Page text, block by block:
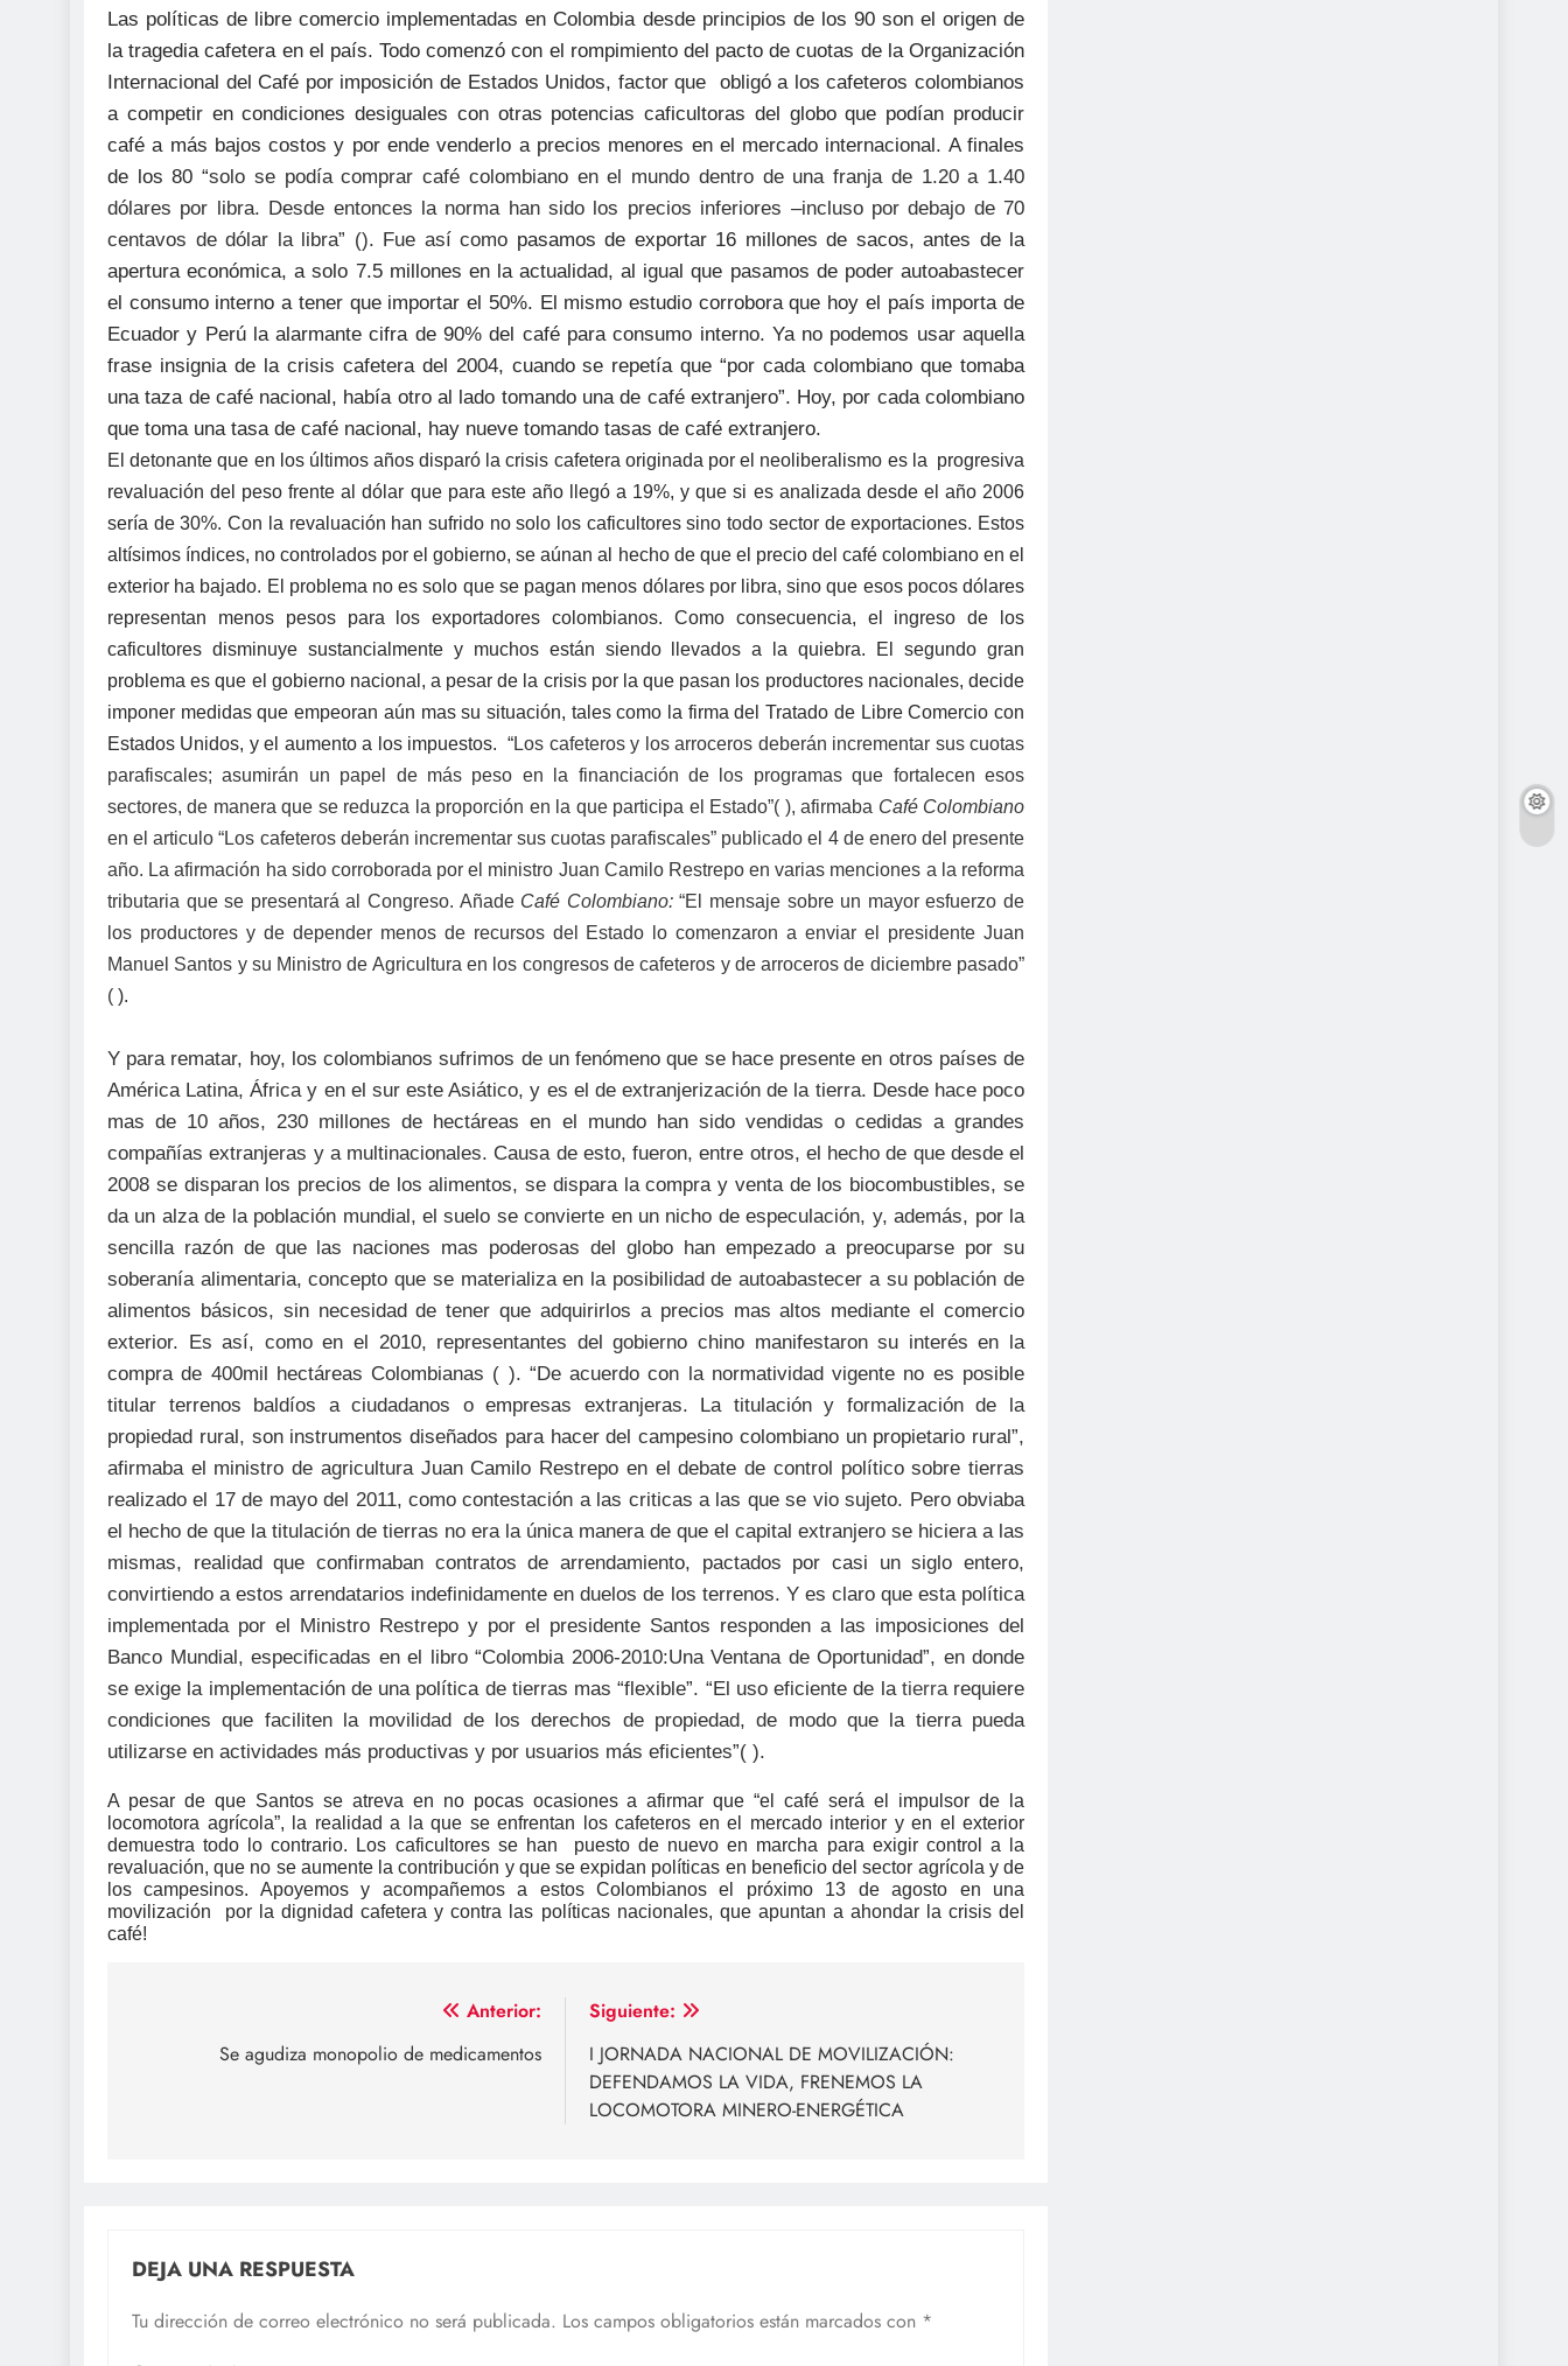
Las políticas de libre comercio implementadas en Colombia desde principios de los 90 son el origen de
la tragedia cafetera en el país. Todo comenzó con el rompimiento del pacto de cuotas de la Organización
Internacional del Café por imposición de Estados Unidos, factor que obligó a los cafeteros colombianos
a competir en condiciones desiguales con otras potencias caficultoras del globo que podían producir
café a más bajos costos y por ende venderlo a precios menores en el mercado internacional. A finales
de los 80 “solo se podía comprar café colombiano en el mundo dentro de una franja de 1.20 a 1.40
dólares por libra. Desde entonces la norma han sido los precios inferiores –incluso por debajo de 70
centavos de dólar la libra” (). Fue así como pasamos de exportar 16 millones de sacos, antes de la
apertura económica, a solo 7.5 millones en la actualidad, al igual que pasamos de poder autoabastecer
el consumo interno a tener que importar el 50%. El mismo estudio corrobora que hoy el país importa de
Ecuador y Perú la alarmante cifra de 90% del café para consumo interno. Ya no podemos usar aquella
frase insignia de la crisis cafetera del 2004, cuando se repetía que “por cada colombiano que tomaba
una taza de café nacional, había otro al lado tomando una de café extranjero”. Hoy, por cada colombiano
que toma una tasa de café nacional, hay nueve tomando tasas de café extranjero.
El detonante que en los últimos años disparó la crisis cafetera originada por el neoliberalismo es la progresiva
revaluación del peso frente al dólar que para este año llegó a 19%, y que si es analizada desde el año 2006
sería de 30%. Con la revaluación han sufrido no solo los caficultores sino todo sector de exportaciones. Estos
altísimos índices, no controlados por el gobierno, se aúnan al hecho de que el precio del café colombiano en el
exterior ha bajado. El problema no es solo que se pagan menos dólares por libra, sino que esos pocos dólares
representan menos pesos para los exportadores colombianos. Como consecuencia, el ingreso de los
caficultores disminuye sustancialmente y muchos están siendo llevados a la quiebra. El segundo gran
problema es que el gobierno nacional, a pesar de la crisis por la que pasan los productores nacionales, decide
imponer medidas que empeoran aún mas su situación, tales como la firma del Tratado de Libre Comercio con
Estados Unidos, y el aumento a los impuestos. “Los cafeteros y los arroceros deberán incrementar sus cuotas
parafiscales; asumirán un papel de más peso en la financiación de los programas que fortalecen esos
sectores, de manera que se reduzca la proporción en la que participa el Estado”( ), afirmaba Café Colombiano
en el articulo “Los cafeteros deberán incrementar sus cuotas parafiscales” publicado el 4 de enero del presente
año. La afirmación ha sido corroborada por el ministro Juan Camilo Restrepo en varias menciones a la reforma
tributaria que se presentará al Congreso. Añade Café Colombiano:“El mensaje sobre un mayor esfuerzo de
los productores y de depender menos de recursos del Estado
lo comenzaron a enviar el presidente Juan
Manuel Santos y su Ministro de Agricultura en los congresos de cafeteros y de arroceros de diciembre pasado”
( ).
Y para rematar, hoy, los colombianos sufrimos de un fenómeno que se hace presente en otros países de
América Latina, África y en el sur este Asiático, y es el de extranjerización de la tierra. Desde hace poco
mas de 10 años, 230 millones de hectáreas en el mundo han sido vendidas o cedidas a grandes
compañías extranjeras y a multinacionales. Causa de esto, fueron, entre otros, el hecho de que desde el
2008 se disparan los precios de los alimentos, se dispara la compra y venta de los biocombustibles, se
da un alza de la población mundial, el suelo se convierte en un nicho de especulación, y, además, por la
sencilla razón de que las naciones mas poderosas del globo han empezado a preocuparse por su
soberanía alimentaria, concepto que se materializa en la posibilidad de autoabastecer a su población de
alimentos básicos, sin necesidad de tener que adquirirlos a precios mas altos mediante el comercio
exterior. Es así, como en el 2010, representantes del gobierno chino manifestaron su interés en la
compra de 400mil hectáreas Colombianas ( ). “De acuerdo con la normatividad vigente no es posible
titular terrenos baldíos a ciudadanos o empresas extranjeras. La titulación y formalización de la
propiedad rural, son instrumentos diseñados para hacer del campesino colombiano un propietario rural”,
afirmaba el ministro de agricultura Juan Camilo Restrepo en el debate de control político sobre tierras
realizado el 17 de mayo del 2011, como contestación a las criticas a las que se vio sujeto. Pero obviaba
el hecho de que la titulación de tierras no era la única manera de que el capital extranjero se hiciera a las
mismas, realidad que confirmaban contratos de arrendamiento, pactados por casi un siglo entero,
convirtiendo a estos arrendatarios indefinidamente en duelos de los terrenos. Y es claro que esta política
implementada por el Ministro Restrepo y por el presidente Santos responden a las imposiciones del
Banco Mundial, especificadas en el libro “Colombia 2006-2010:Una Ventana de Oportunidad”, en donde
se exige la implementación de una política de tierras mas “flexible”. “El uso eficiente de la tierra requiere
condiciones que faciliten la movilidad de los derechos de propiedad, de modo que la tierra pueda
utilizarse en actividades más productivas y por usuarios más eficientes”( ).
A pesar de que Santos se atreva en no pocas ocasiones a afirmar que “el café será el impulsor de la
locomotora agrícola”, la realidad a la que se enfrentan los cafeteros en el mercado interior y en el exterior
demuestra todo lo contrario. Los caficultores se han puesto de nuevo en marcha para exigir control a la
revaluación, que no se aumente la contribución y que se expidan políticas en beneficio del sector agrícola y de
los campesinos. Apoyemos y acompañemos a estos Colombianos el próximo 13 de agosto en una
movilización por la dignidad cafetera y contra las políticas nacionales, que apuntan a ahondar la crisis del
café!
Anterior:
Se agudiza monopolio de medicamentos
Siguiente:
I JORNADA NACIONAL DE MOVILIZACIÓN:
DEFENDAMOS LA VIDA, FRENEMOS LA
LOCOMOTORA MINERO-ENERGÉTICA
DEJA UNA RESPUESTA
Tu dirección de correo electrónico no será publicada. Los campos obligatorios están marcados con *